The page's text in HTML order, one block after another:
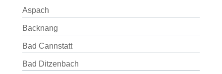
Aspach
Backnang
Bad Cannstatt
Bad Ditzenbach